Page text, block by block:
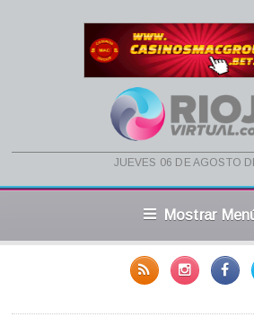
jueves 06 de agosto
Mostrar